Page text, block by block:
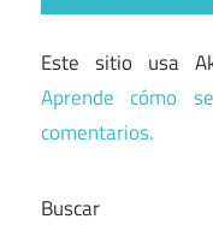
Este sitio usa
Aprende cómo
comentarios.
Buscar